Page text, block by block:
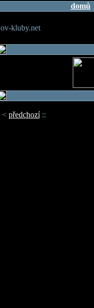
domů
ov-kluby.net
< předchozí::